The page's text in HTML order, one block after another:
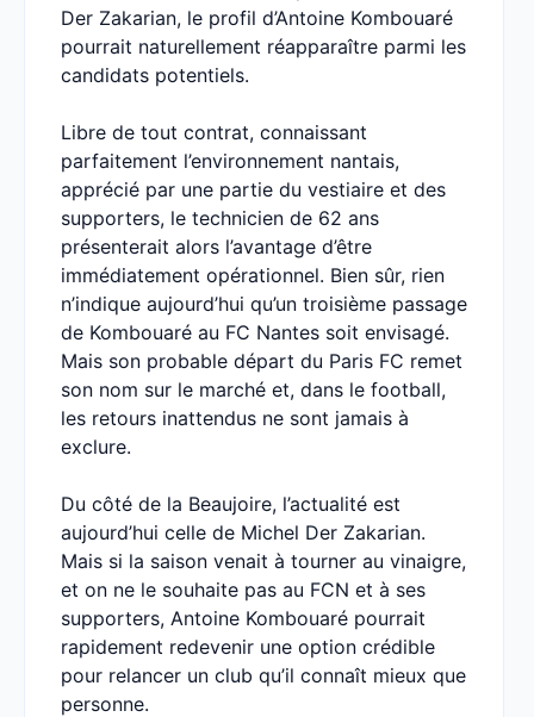
Der Zakarian, le profil d’Antoine Kombouaré
pourrait naturellement réapparaître parmi les
candidats potentiels.
Libre de tout contrat, connaissant
parfaitement l’environnement nantais,
apprécié par une partie du vestiaire et des
supporters, le technicien de 62 ans
présenterait alors l’avantage d’être
immédiatement opérationnel. Bien sûr, rien
n’indique aujourd’hui qu’un troisième passage
de Kombouaré au FC Nantes soit envisagé.
Mais son probable départ du Paris FC remet
son nom sur le marché et, dans le football,
les retours inattendus ne sont jamais à
exclure.
Du côté de la Beaujoire, l’actualité est
aujourd’hui celle de Michel Der Zakarian.
Mais si la saison venait à tourner au vinaigre,
et on ne le souhaite pas au FCN et à ses
supporters, Antoine Kombouaré pourrait
rapidement redevenir une option crédible
pour relancer un club qu’il connaît mieux que
personne.